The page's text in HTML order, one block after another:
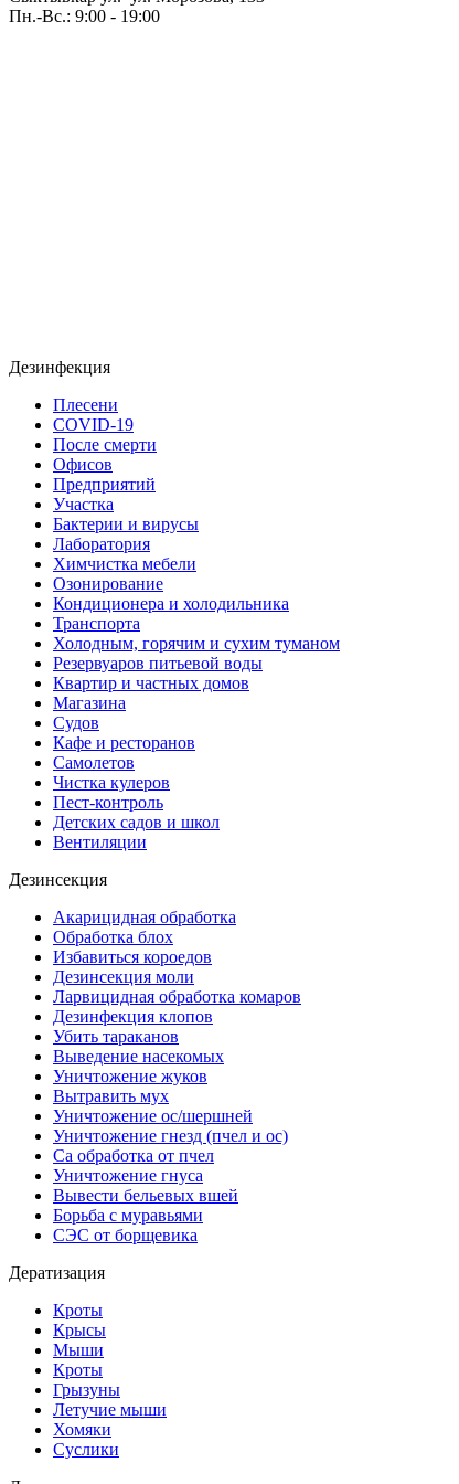
Пн.-Вс.: 9:00 - 19:00
Дезинфекция
Плесени
COVID-19
После смерти
Офисов
Предприятий
Участка
Бактерии и вирусы
Лаборатория
Химчистка мебели
Озонирование
Кондиционера и холодильника
Транспорта
Холодным, горячим и сухим туманом
Резервуаров питьевой воды
Квартир и частных домов
Магазина
Судов
Кафе и ресторанов
Самолетов
Чистка кулеров
Пест-контроль
Детских садов и школ
Вентиляции
Дезинсекция
Акарицидная обработка
Обработка блох
Избавиться короедов
Дезинсекция моли
Ларвицидная обработка комаров
Дезинфекция клопов
Убить тараканов
Выведение насекомых
Уничтожение жуков
Вытравить мух
Уничтожение ос/шершней
Уничтожение гнезд (пчел и ос)
Са обработка от пчел
Уничтожение гнуса
Вывести бельевых вшей
Борьба с муравьями
СЭС от борщевика
Дератизация
Кроты
Крысы
Мыши
Кроты
Грызуны
Летучие мыши
Хомяки
Суслики